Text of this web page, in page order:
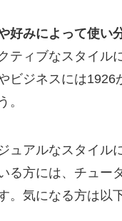
好みによって使い
ティブなスタイル
ビジネスには1926
。
ュアルなスタイル
る方には、チュー
。気になる方は以